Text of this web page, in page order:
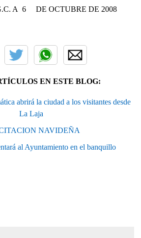
A 6 DE OCTUBRE DE 2008
EN ESTE BLOG:
abrirá la ciudad a los visitantes desde
La Laja
NAVIDEÑA
al Ayuntamiento en el banquillo